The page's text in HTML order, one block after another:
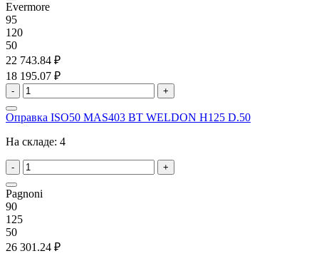
Evermore
95
120
50
22 743.84 ₽
18 195.07 ₽
- +
Оправка ISO50 MAS403 BT WELDON H125 D.50
На складе: 4
- +
Pagnoni
90
125
50
26 301.24 ₽